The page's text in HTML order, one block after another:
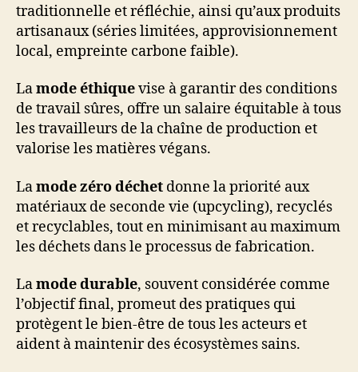
traditionnelle et réfléchie, ainsi qu’aux produits
artisanaux (séries limitées, approvisionnement
local, empreinte carbone faible).
Lamode éthiquevise à garantir des conditions
de travail sûres, offre un salaire équitable à tous
les travailleurs de la chaîne de production et
valorise les matières végans.
Lamode zéro déchet donne la priorité aux
matériaux de seconde vie (upcycling), recyclés
et recyclables, tout en minimisant au maximum
les déchets dans le processus de fabrication.
Lamode durable, souvent considérée comme
l’objectif final, promeut des pratiques qui
protègent le bien-être de tous les acteurs et
aident à maintenir des écosystèmes sains.